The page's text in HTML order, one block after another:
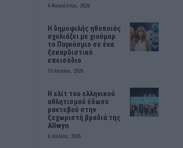
4 Αυγούστου, 2026
Η δημοφιλής ηθοποιός
σχολιάζει με χιούμορ
το Παγκόσμιο σε ένα
ξεκαρδιστικό
επεισόδιο
10 Ιουλίου, 2026
Η ελίτ του ελληνικού
αθλητισμού έδωσε
ραντεβού στην
ξεχωριστή βραδιά της
Allwyn
6 Ιουλίου, 2026